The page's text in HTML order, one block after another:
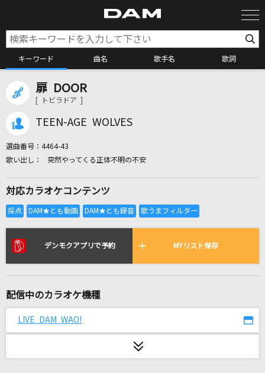
キーワード 曲名 歌手名 歌詞
全国りれき
リアルタイムで歌われている曲の一覧
残響散歌
愛をとりもどせ!!
扉 DOOR
[ トビラドア ]
TEEN-AGE WOLVES
選曲番号： 4464-43
突然やってくる正体不明の不安
対応カラオケコンテンツ
デンモクアプリで予約 MYリスト保存
配信中のカラオケ機種
LIVE DAM WAO!